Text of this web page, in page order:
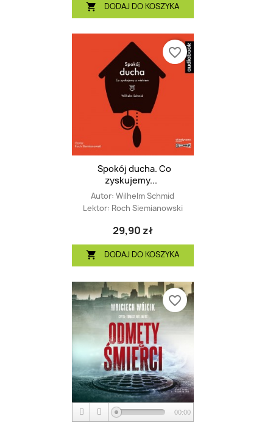
 DODAJ DO KOSZYKA
Spokój ducha. Co
zyskujemy...
Autor: Wilhelm Schmid
Lektor: Roch Siemianowski
29,90 zł
 DODAJ DO KOSZYKA
favorite_border
00:00
favorite_border